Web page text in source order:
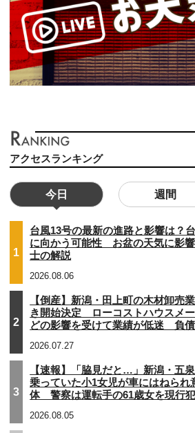
アクセスランキング
今日 週間
1
台風13号の最新の進路と影響は？
に向かう可能性 お盆の天気に影
士の解説
2026.08.06
2
【倒産】新潟・田上町の木材卸売
き開始決定 ローコストハウスメ
どの影響を受けて業績が低迷 負債
2026.07.27
3
【速報】「脇見だと…」新潟・五
乗っていた小1女児が車にはねられ
体 警察は運転手の61歳女を現行
2026.08.05